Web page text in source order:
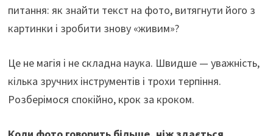
питання: як знайти текст на фото, витягнути його з
картинки і зробити знову «живим»?
Це не магія і не складна наука. Швидше — уважність,
кілька зручних інструментів і трохи терпіння.
Розберімося спокійно, крок за кроком.